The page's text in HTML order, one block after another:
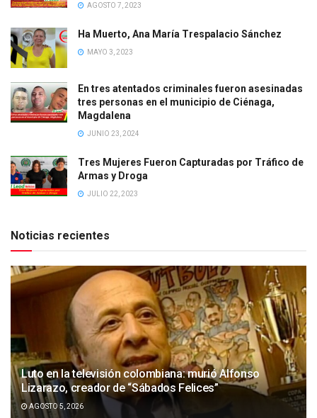
AGOSTO 7, 2023
Ha Muerto, Ana María Trespalacio Sánchez
MAYO 3, 2023
En tres atentados criminales fueron asesinadas
tres personas en el municipio de Ciénaga,
Magdalena
JUNIO 23, 2024
Tres Mujeres Fueron Capturadas por Tráfico de
Armas y Droga
JULIO 22, 2023
Noticias recientes
Luto en la televisión colombiana: murió Alfonso
Lizarazo, creador de “Sábados Felices”
AGOSTO 5, 2026